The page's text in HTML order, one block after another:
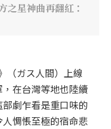
之星神曲再翻紅：
（ガス人間）上線
在台灣等地也陸續
劇乍看是重口味的
惆悵至極的宿命悲